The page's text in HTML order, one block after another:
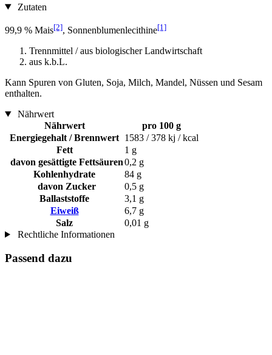
Zutaten
99,9 % Mais[2], Sonnenblumenlecithine[1]
Trennmittel / aus biologischer Landwirtschaft
aus k.b.L.
Kann Spuren von Gluten, Soja, Milch, Mandel, Nüssen und Sesam
enthalten.
Nährwert
Nährwert
pro 100 g
Energiegehalt / Brennwert 1583 / 378 kj / kcal
Fett
1 g
davon gesättigte Fettsäuren0,2 g
Kohlenhydrate
84 g
davon Zucker
0,5 g
Ballaststoffe
3,1 g
Eiweiß
6,7 g
Salz
0,01 g
Rechtliche Informationen
Passend dazu